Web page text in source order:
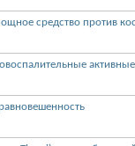
средство против